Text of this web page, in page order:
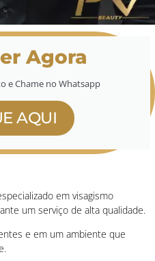
Agora
e Chame no Whatsapp
AQUI
em visagismo
um serviço de alta qualidade.
e em um ambiente que